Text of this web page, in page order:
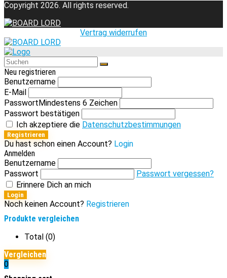
Copyright 2026. All rights reserved.
Vertrag widerrufen
Neu registrieren
Benutzername
E-Mail
PasswortMindestens 6 Zeichen
Passwort bestätigen
Ich akzeptiere die Datenschutzbestimmungen
Registrieren
Du hast schon einen Account? Login
Anmelden
Benutzername
Passwort
Passwort vergessen?
Erinnere Dich an mich
Login
Noch keinen Account? Registrieren
Produkte vergleichen
Total (0)
Vergleichen
0